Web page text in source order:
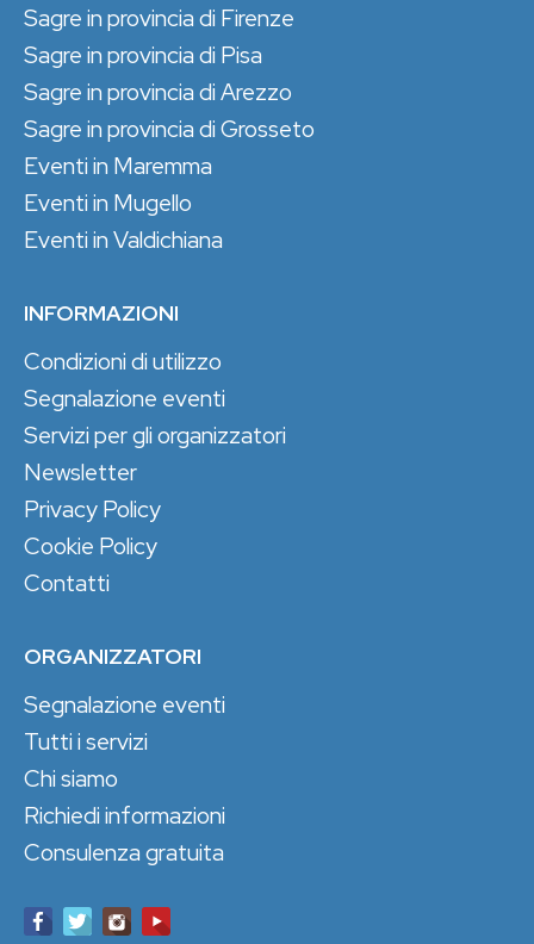
Sagre in provincia di Firenze
Sagre in provincia di Pisa
Sagre in provincia di Arezzo
Sagre in provincia di Grosseto
Eventi in Maremma
Eventi in Mugello
Eventi in Valdichiana
INFORMAZIONI
Condizioni di utilizzo
Segnalazione eventi
Servizi per gli organizzatori
Newsletter
Privacy Policy
Cookie Policy
Contatti
ORGANIZZATORI
Segnalazione eventi
Tutti i servizi
Chi siamo
Richiedi informazioni
Consulenza gratuita